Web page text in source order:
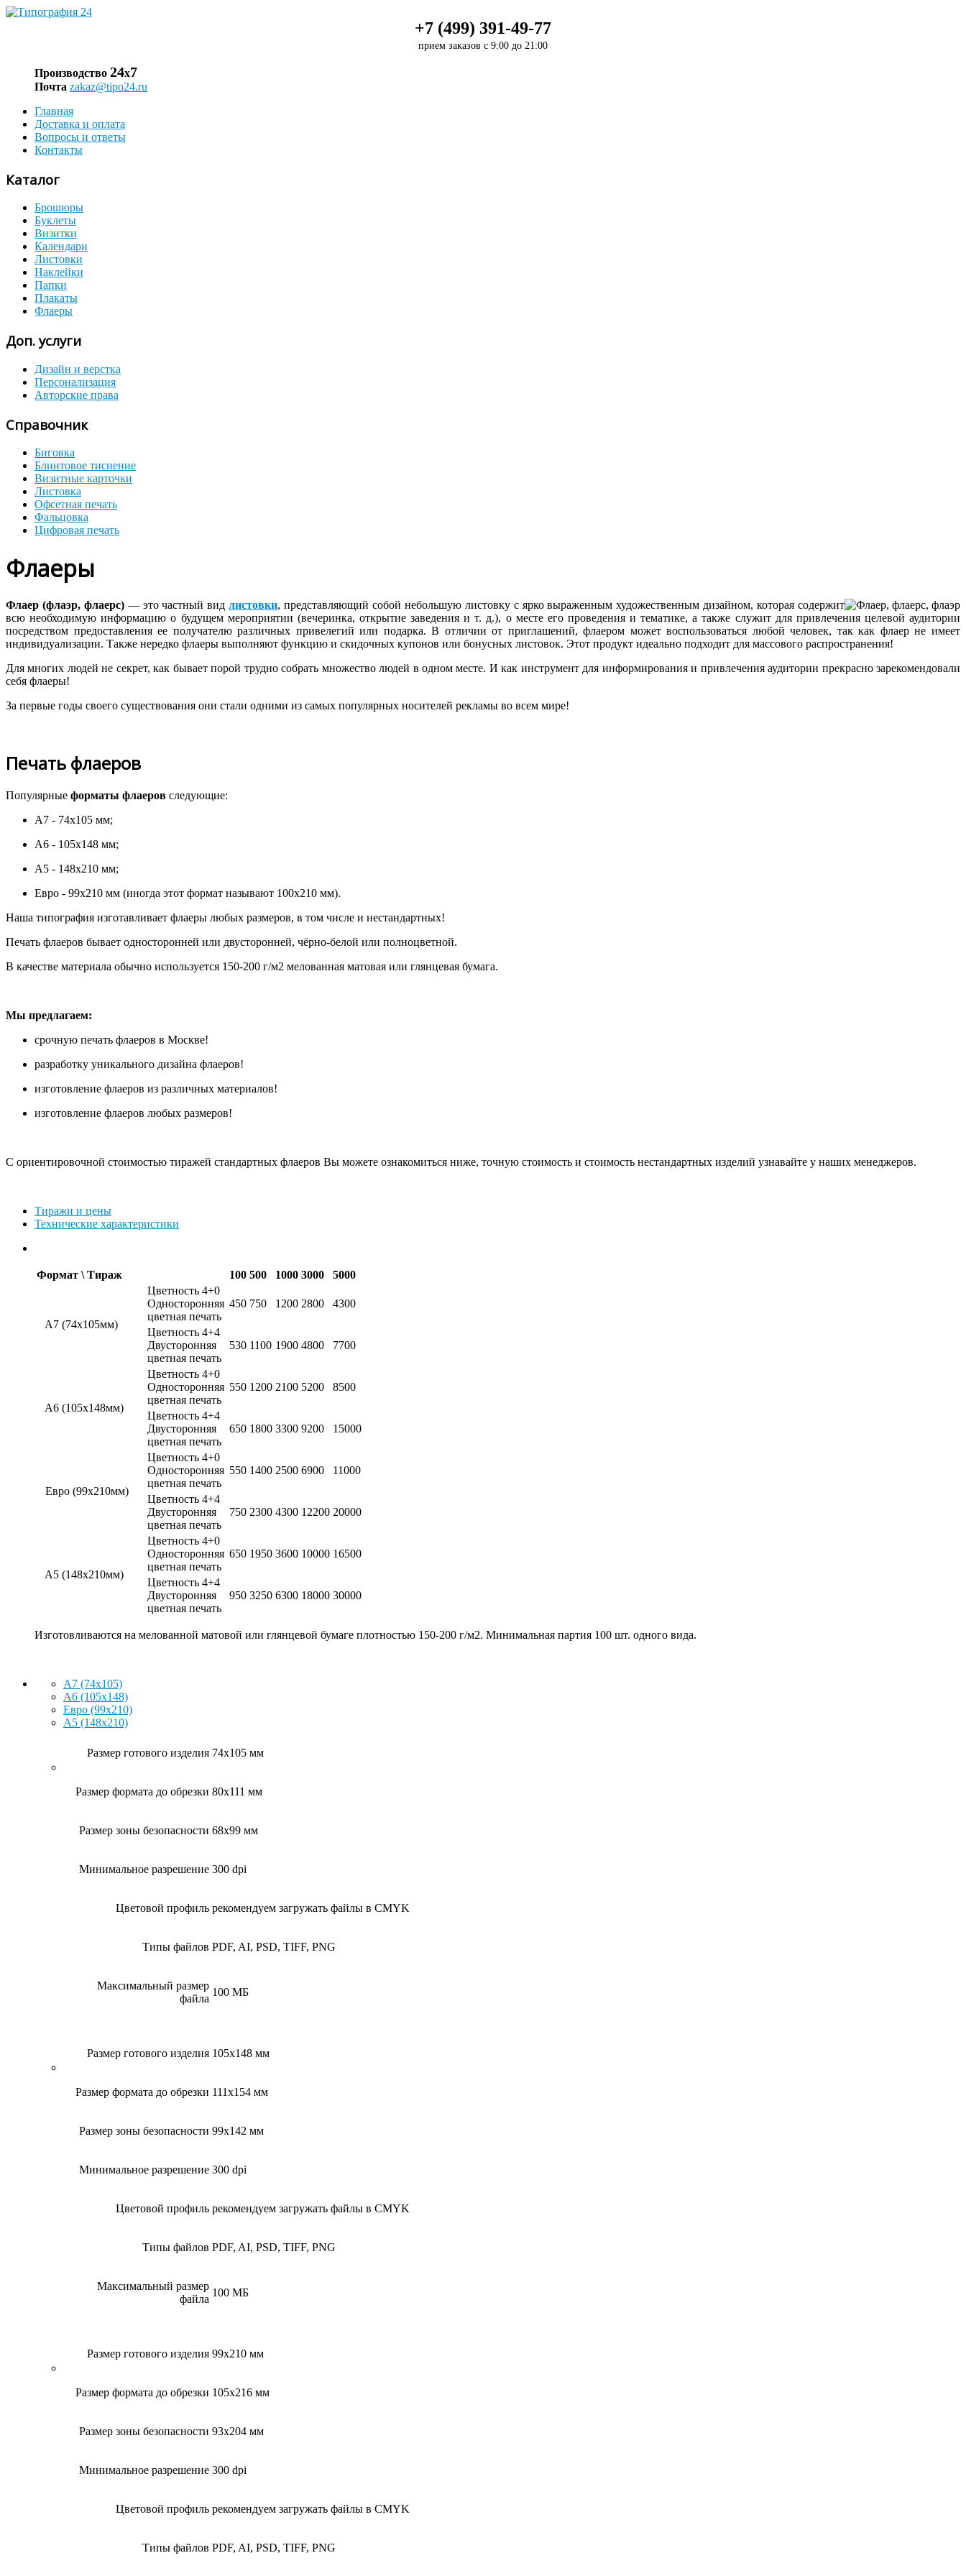
+7 (499) 391-49-77
прием заказов с 9:00 до 21:00
Производство 24х7
Почта zakaz@tipo24.ru
Главная
Доставка и оплата
Вопросы и ответы
Контакты
Каталог
Брошюры
Буклеты
Визитки
Календари
Листовки
Наклейки
Папки
Плакаты
Флаеры
Доп. услуги
Дизайн и верстка
Персонализация
Авторские права
Справочник
Биговка
Блинтовое тиснение
Визитные карточки
Листовка
Офсетная печать
Фальцовка
Цифровая печать
Флаеры
Флаер (флаэр, флаерс)— это частный видлистовки, представляющий собой небольшую листовку с ярко выраженным художественным дизайном, которая содержит
всю необходимую информацию о будущем мероприятии (вечеринка, открытие заведения и т. д.), о месте его проведения и тематике, а также служит для привлечения целевой аудитории
посредством предоставления ее получателю различных привелегий или подарка. В отличии от приглашений, флаером может воспользоваться любой человек, так как флаер не имеет
индивидуализации. Также нередко флаеры выполняют функцию и скидочных купонов или бонусных листовок. Этот продукт идеально подходит для массового распространения!
Для многих людей не секрет, как бывает порой трудно собрать множество людей в одном месте. И как инструмент для информирования и привлечения аудитории прекрасно зарекомендовали
себя флаеры!
За первые годы своего существования они стали одними из самых популярных носителей рекламы во всем мире!
Печать флаеров
Популярные форматы флаеров следующие:
A7 - 74x105 мм;
A6 - 105x148 мм;
A5 - 148x210 мм;
Евро - 99x210 мм (иногда этот формат называют 100x210 мм).
Наша типография изготавливает флаеры любых размеров, в том числе и нестандартных!
Печать флаеров бывает односторонней или двусторонней, чёрно-белой или полноцветной.
В качестве материала обычно используется 150-200 г/м2 мелованная матовая или глянцевая бумага.
Мы предлагаем:
срочную печать флаеров в Москве!
разработку уникального дизайна флаеров!
изготовление флаеров из различных материалов!
изготовление флаеров любых размеров!
С ориентировочной стоимостью тиражей стандартных флаеров Вы можете ознакомиться ниже, точную стоимость и стоимость нестандартных изделий узнавайте у наших менеджеров.
Тиражи и цены
Технические характеристики
Формат \ Тираж 100 500 1000 3000 5000
A7 (74x105мм)
Цветность 4+0
Односторонняя
цветная печать
450 750 1200 2800 4300
Цветность 4+4
Двусторонняя
цветная печать
530 1100 1900 4800 7700
A6 (105x148мм)
Цветность 4+0
Односторонняя
цветная печать
550 1200 2100 5200 8500
Цветность 4+4
Двусторонняя
цветная печать
650 1800 3300 9200 15000
Евро (99x210мм)
Цветность 4+0
Односторонняя
цветная печать
550 1400 2500 6900 11000
Цветность 4+4
Двусторонняя
цветная печать
750 2300 4300 12200 20000
A5 (148x210мм)
Цветность 4+0
Односторонняя
цветная печать
650 1950 3600 10000 16500
Цветность 4+4
Двусторонняя
цветная печать
950 3250 6300 18000 30000
Изготовливаются на мелованной матовой или глянцевой бумаге плотностью 150-200 г/м2. Минимальная партия 100 шт. одного вида.
A7 (74x105)
A6 (105x148)
Евро (99x210)
A5 (148x210)
Размер готового изделия 74x105 мм
Размер формата до обрезки 80x111 мм
Размер зоны безопасности 68x99 мм
Минимальное разрешение 300 dpi
Цветовой профиль рекомендуем загружать файлы в CMYK
Типы файлов PDF, AI, PSD, TIFF, PNG
Максимальный размер
файла
100 МБ
Размер готового изделия 105x148 мм
Размер формата до обрезки 111x154 мм
Размер зоны безопасности 99x142 мм
Минимальное разрешение 300 dpi
Цветовой профиль рекомендуем загружать файлы в CMYK
Типы файлов PDF, AI, PSD, TIFF, PNG
Максимальный размер
файла
100 МБ
Размер готового изделия 99x210 мм
Размер формата до обрезки 105x216 мм
Размер зоны безопасности 93x204 мм
Минимальное разрешение 300 dpi
Цветовой профиль рекомендуем загружать файлы в CMYK
Типы файлов PDF, AI, PSD, TIFF, PNG